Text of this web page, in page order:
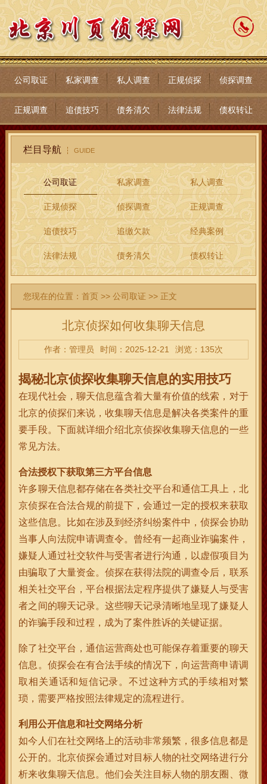
公司取证 私家调查 私人调查 正规侦探 侦探调查
正规调查 追债技巧 债务清欠 法律法规 债权转让
栏目导航 GUIDE
公司取证 私家调查 私人调查
正规侦探 侦探调查 正规调查
追债技巧 追缴欠款 经典案例
法律法规 债务清欠 债权转让
您现在的位置：首页 >>公司取证 >> 正文
北京侦探如何收集聊天信息
作者：管理员 时间：2025-12-21 浏览：135次
揭秘北京侦探收集聊天信息的实用技巧
在现代社会，聊天信息蕴含着大量有价值的线索，对于
北京的侦探们来说，收集聊天信息是解决各类案件的重
要手段。下面就详细介绍北京侦探收集聊天信息的一些
常见方法。
合法授权下获取第三方平台信息
许多聊天信息都存储在各类社交平台和通信工具上，北
京侦探在合法合规的前提下，会通过一定的授权来获取
这些信息。比如在涉及到经济纠纷案件中，侦探会协助
当事人向法院申请调查令。曾经有一起商业诈骗案件，
嫌疑人通过社交软件与受害者进行沟通，以虚假项目为
由骗取了大量资金。侦探在获得法院的调查令后，联系
相关社交平台，平台根据法定程序提供了嫌疑人与受害
者之间的聊天记录。这些聊天记录清晰地呈现了嫌疑人
的诈骗手段和过程，成为了案件胜诉的关键证据。
除了社交平台，通信运营商处也可能保存着重要的聊天
信息。侦探会在有合法手续的情况下，向运营商申请调
取相关通话和短信记录。不过这种方式的手续相对繁
琐，需要严格按照法律规定的流程进行。
利用公开信息和社交网络分析
如今人们在社交网络上的活动非常频繁，很多信息都是
公开的。北京侦探会通过对目标人物的社交网络进行分
析来收集聊天信息。他们会关注目标人物的朋友圈、微